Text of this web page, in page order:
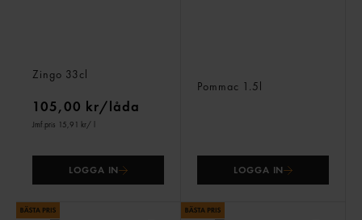
Zingo 33cl
105,00 kr/låda
Jmf.pris 15,91 kr/ l
LOGGA IN
Pommac 1.5l
LOGGA IN